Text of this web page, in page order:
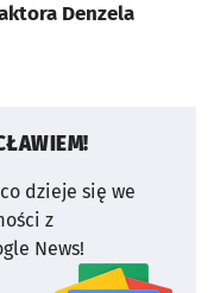
Denzela
dzieje się we
z
News!